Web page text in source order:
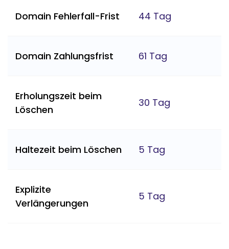
Domain Fehlerfall-Frist 44 Tag
Domain Zahlungsfrist 61 Tag
Erholungszeit beim
Löschen
30 Tag
Haltezeit beim Löschen 5 Tag
Explizite
Verlängerungen
5 Tag